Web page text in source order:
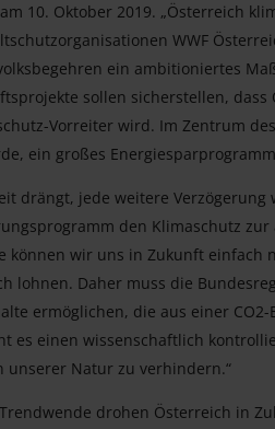
10. Oktober 2019. „Österreich
WWF
ein ambitioniertes
sollen sicherstellen,
Vorreiter wird. Im Zentrum
ein großes
drängt, jede weitere
den Klimaschutz
können wir uns in Zukunft einfach
lohnen. Daher muss die
ermöglichen, die aus einer
es einen wissenschaftlich
unserer Natur zu verhindern.“
drohen Österreich in